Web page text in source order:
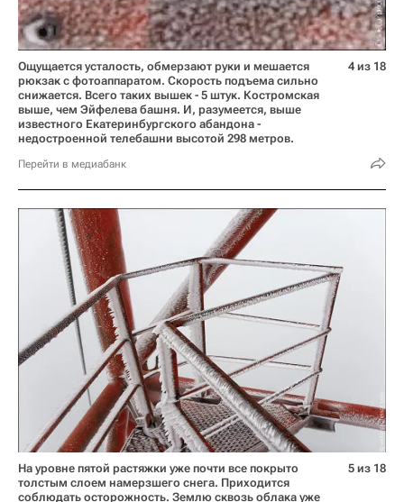
Ощущается усталость, обмерзают руки и мешается
рюкзак с фотоаппаратом. Скорость подъема сильно
снижается. Всего таких вышек - 5 штук. Костромская
выше, чем Эйфелева башня. И, разумеется, выше
известного Екатеринбургского абандона -
недостроенной телебашни высотой 298 метров.
Перейти в медиабанк
4 из 18
На уровне пятой растяжки уже почти все покрыто
толстым слоем намерзшего снега. Приходится
соблюдать осторожность. Землю сквозь облака уже
5 из 18